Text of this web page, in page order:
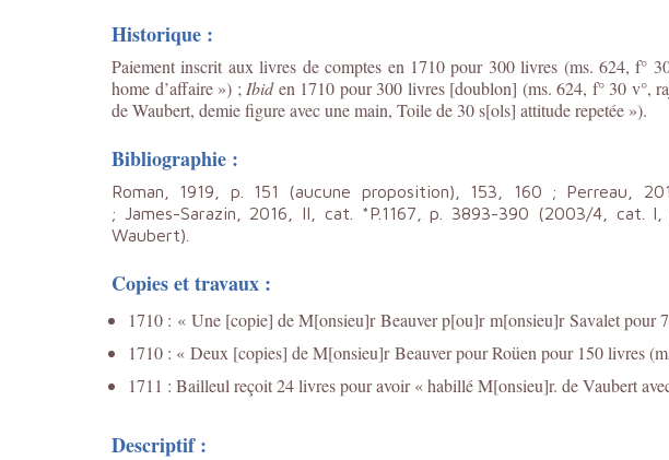
Historique :
Paiement inscrit aux livres de comptes en 1710 pour 300 livres (ms. 624, f°
home d’affaire ») ; Ibiden 1710 pour 300 livres [doublon] (ms. 624, f° 30 v°,
de Waubert, demie figure avec une main, Toile de 30 s[ols] attitude repetée »).
Bibliographie :
Roman, 1919, p. 151 (aucune proposition), 153, 160 ; Perreau,
; James-Sarazin, 2016, II, cat. *P.1167, p. 3893-390 (2003/4, cat.
Waubert).
Copies et travaux :
1710 : « Une [copie] de M[onsieu]r Beauver p[ou]r m[onsieu]r Savalet pour
1710 : « Deux [copies] de M[onsieu]r Beauver pour Roüen pour 150 livres
1711 : Bailleul reçoit 24 livres pour avoir « habillé M[onsieu]r. de Vaubert
Descriptif :